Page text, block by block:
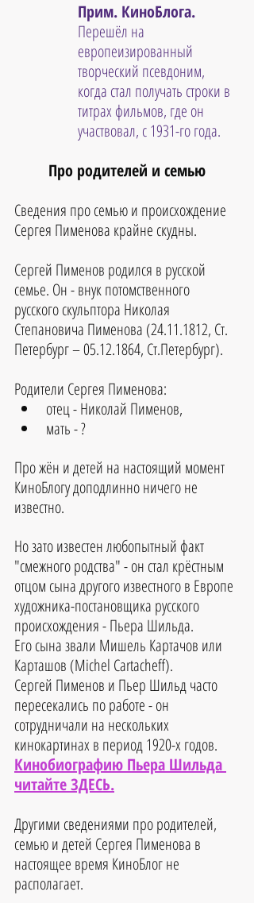
Прим. КиноБлога.
Перешёл на
европеизированный
творческий псевдоним,
когда стал получать строки в
титрах фильмов, где он
участвовал, с 1931-го года.
Про родителей и семью
Сведения про семью и происхождение
Сергея Пименова крайне скудны.
Сергей Пименов родился в русской
семье. Он - внук потомственного
русского скульптора Николая
Степановича Пименова (24.11.1812, Ст.
Петербург – 05.12.1864, Ст.Петербург).
Родители Сергея Пименова:
отец - Николай Пименов,
мать - ?
Про жён и детей на настоящий момент
КиноБлогу доподлинно ничего не
известно.
Но зато известен любопытный факт
"смежного родства" - он стал крёстным
отцом сына другого известного в Европе
художника-постановщика русского
происхождения - Пьера Шильда.
Его сына звали Мишель Картачов или
Карташов (Michel Cartacheff).
Сергей Пименов и Пьер Шильд часто
пересекались по работе - он
сотрудничали на нескольких
кинокартинах в период 1920-х годов.
Кинобиографию Пьера Шильда
читайте ЗДЕСЬ.
Другими сведениями про родителей,
семью и детей Сергея Пименова в
настоящее время КиноБлог не
располагает.